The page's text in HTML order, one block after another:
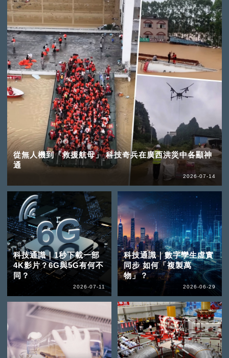
從無人機到「救援航母」 科技奇兵在廣西洪災中各顯神
通
2026-07-14
科技通識｜1秒下載一部
4K影片？6G與5G有何不
同？
2026-07-11
科技通識｜數字孿生虛實
同步 如何「複製萬
物」？
2026-06-29